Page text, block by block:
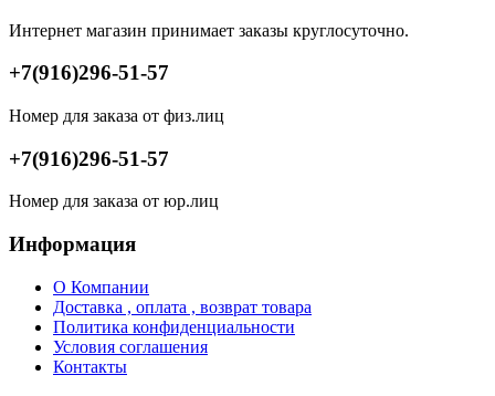
Интернет магазин принимает заказы круглосуточно.
+7(916)296-51-57
Номер для заказа от физ.лиц
+7(916)296-51-57
Номер для заказа от юр.лиц
Информация
О Компании
Доставка , оплата , возврат товара
Политика конфиденциальности
Условия соглашения
Контакты